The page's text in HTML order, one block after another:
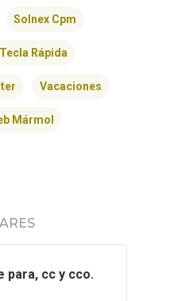
Solnex Cpm
Tecla Rápida
Vacaciones
Mármol
para, cc y cco.
SERVICIOS
BLOG